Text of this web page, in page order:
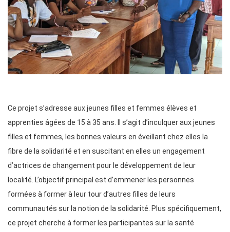
Ce projet s’adresse aux jeunes filles et femmes élèves et
apprenties âgées de 15 à 35 ans. Il s’agit d’inculquer aux jeunes
filles et femmes, les bonnes valeurs en éveillant chez elles la
fibre de la solidarité et en suscitant en elles un engagement
d’actrices de changement pour le développement de leur
localité. L’objectif principal est d’emmener les personnes
formées à former à leur tour d’autres filles de leurs
communautés sur la notion de la solidarité. Plus spécifiquement,
ce projet cherche à former les participantes sur la santé